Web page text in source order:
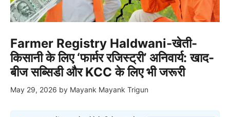
Farmer Registry Haldwani-खेती-
किसानी के लिए ‘फार्मर रजिस्ट्री’ अनिवार्य: खाद-
बीज सब्सिडी और KCC के लिए भी जरूरी
May 29, 2026 by Mayank Mayank Trigun